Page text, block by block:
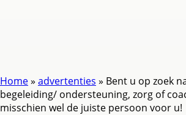
Home» advertenties » Bent u op zoek
begeleiding/ ondersteuning, zorg of
misschien wel de juiste persoon voor u!